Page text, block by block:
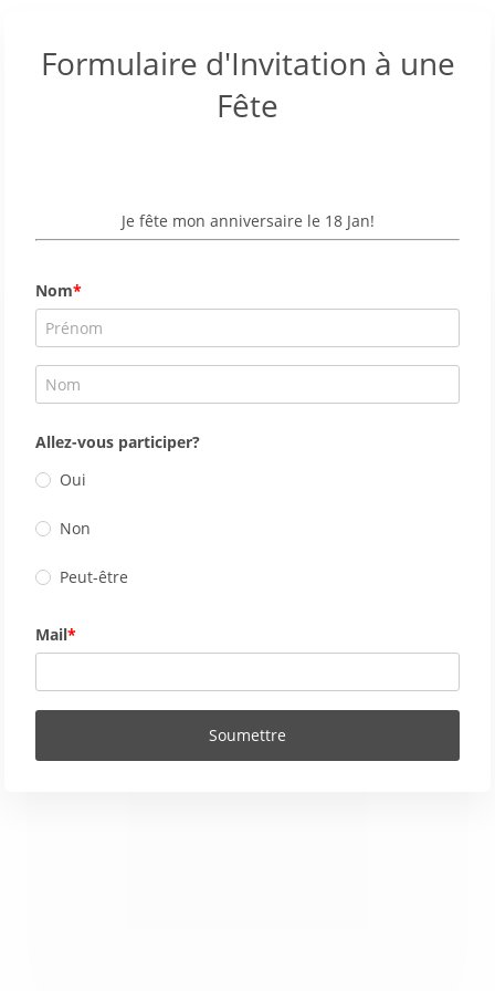
Formulaire d'Invitation à une
Fête
Je fête mon anniversaire le 18 Jan!
Nom
Allez-vous participer?
Oui
Non
Peut-être
Mail
Soumettre